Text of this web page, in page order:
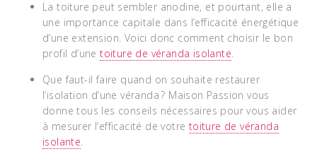
La toiture peut sembler anodine, et pourtant, elle a
une importance capitale dans l’efficacité énergétique
d’une extension. Voici donc comment choisir le bon
profil d’unetoiture de véranda isolante.
Que faut-il faire quand on souhaite restaurer
l’isolation d’une véranda ? Maison Passion vous
donne tous les conseils nécessaires pour vous aider
à mesurer l’efficacité de votre toiture de véranda
isolante.